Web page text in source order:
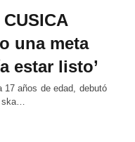
una meta
estar listo’
17 años de edad, debutó
ska…